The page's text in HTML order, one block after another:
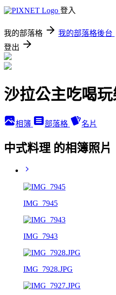
登入
我的部落格 我的部落格後台
登出
沙拉公主吃喝
相簿 部落格 名片
中式料理 的相簿照片
IMG_7945
IMG_7943
IMG_7928.JPG